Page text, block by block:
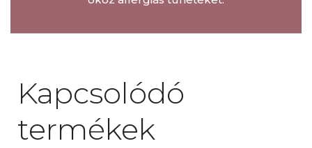
Kapcsolódó
termékek